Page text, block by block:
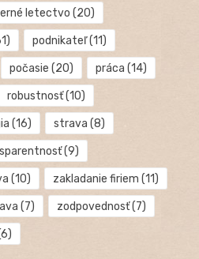
letectvo (20)
podnikateľ(11)
počasie (20) práca (14)
robustnosť(10)
(16) strava (8)
(9)
(10) zakladanie firiem (11)
(7) zodpovednosť(7)